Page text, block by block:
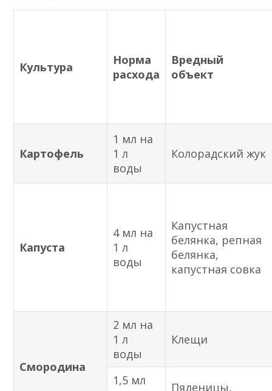
Культура
Норма
расхода
Вредный
объект
Картофель
1 мл на
1 л
воды
Колорадский жук
Капуста
4 мл на
1 л
воды
Капустная
белянка, репная
белянка,
капустная совка
Смородина
2 мл на
1 л
воды
Клещи
1,5 мл
Пяденицы,